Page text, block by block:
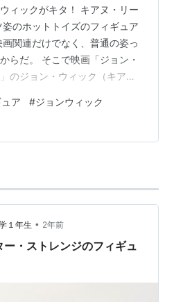
ィックがキタ！ キアヌ・リー
のホットトイズのフィギュア
関連だけでなく、普通の姿っ
らだ。 そこで映画「ジョン・
のジョン・ウィック（キア
倒しで発売された。 ボーナス
の42,000円。 ボーナスなしの
。 さて、いざ開封。 スーツが
上にあげられない...。スーツ
ア #ジョンウィック
１年生 • 2年前
・ストレンジのフィギュ